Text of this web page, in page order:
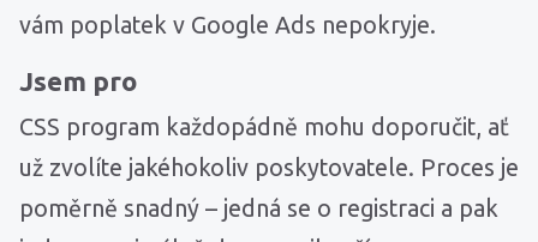
vám poplatek v Google Ads nepokryje.
Jsem pro
CSS program každopádně mohu doporučit, ať
už zvolíte jakéhokoliv poskytovatele. Proces je
poměrně snadný – jedná se o registraci a pak